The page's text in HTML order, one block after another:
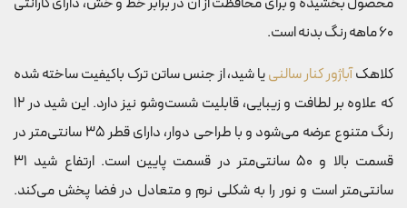
60 ماهه رنگ بدنه است.
کلاهکآباژور کنار سالنییا شید، از جنس ساتن ترک باکیفیت ساخته شده
که علاوه بر لطافت و زیبایی، قابلیت شست‌وشو نیز دارد. این شید در 12
رنگ متنوع عرضه می‌شود و با طراحی دوار، دارای قطر 35 سانتی‌متر در
قسمت بالا و 50 سانتی‌متر در قسمت پایین است. ارتفاع شید 31
سانتی‌متر است و نور را به شکلی نرم و متعادل در فضا پخش می‌کند.